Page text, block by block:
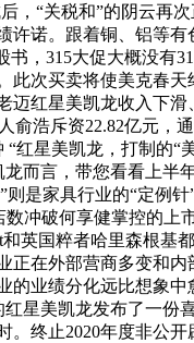
“关税和”的阴云再
诺。跟着铜、铝等
，315大促大概没
次买卖将使美克春
红星美凯龙收入下
俞浩斥资22.82亿元
星美凯龙，打制的
而言，带您看看上
是家具行业的“定
冲破何享健掌控的
英国粹者哈里森根
正在外部营商多变和
业绩分化远比想象
星美凯龙发布了一
终止2020年度非公